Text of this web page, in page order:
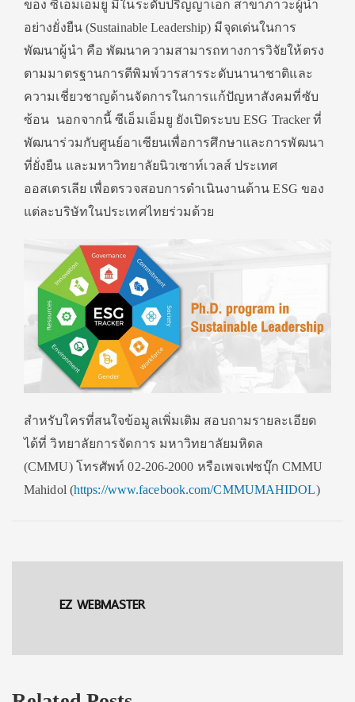
ของ ซีเอ็มเอ็มยู มีในระดับปริญญาเอก สาขาภาวะผู้นำ
อย่างยั่งยืน (Sustainable Leadership) มีจุดเด่นในการ
พัฒนาผู้นำ คือ พัฒนาความสามารถทางการวิจัยให้ตรง
ตามมาตรฐานการตีพิมพ์วารสารระดับนานาชาติและ
ความเชี่ยวชาญด้านจัดการในการแก้ปัญหาสังคมที่ซับ
ซ้อน นอกจากนี้ ซีเอ็มเอ็มยู ยังเปิดระบบ ESG Tracker ที่
พัฒนาร่วมกับศูนย์อาเซียนเพื่อการศึกษาและการพัฒนา
ที่ยั่งยืน และมหาวิทยาลัยนิวเซาท์เวลส์ ประเทศ
ออสเตรเลีย เพื่อตรวจสอบการดำเนินงานด้าน ESG ของ
แต่ละบริษัทในประเทศไทยร่วมด้วย
สำหรับใครที่สนใจข้อมูลเพิ่มเติม สอบถามรายละเอียด
ได้ที่ วิทยาลัยการจัดการ มหาวิทยาลัยมหิดล
(CMMU) โทรศัพท์ 02-206-2000 หรือเพจเฟซบุ๊ก CMMU
Mahidol (https://www.facebook.com/CMMUMAHIDOL)
EZ WEBMASTER